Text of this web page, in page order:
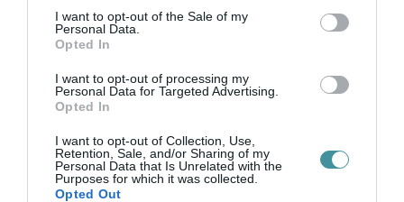
consent section.
I want to opt-out of the Sale of my
Personal Data.
Opted In
I want to opt-out of processing my
Personal Data for Targeted Advertising.
Opted In
I want to opt-out of Collection, Use,
Retention, Sale, and/or Sharing of my
Personal Data that Is Unrelated with the
Purposes for which it was collected.
Opted Out
2026. augusztus 08
TÖBB MINT EGY HÓNAP IS LEHET, MIRE